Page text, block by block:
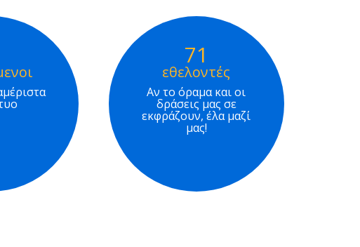
71
εθελοντές
Αν το όραμα και οι
δράσεις μας σε
εκφράζουν, έλα μαζί
μας!